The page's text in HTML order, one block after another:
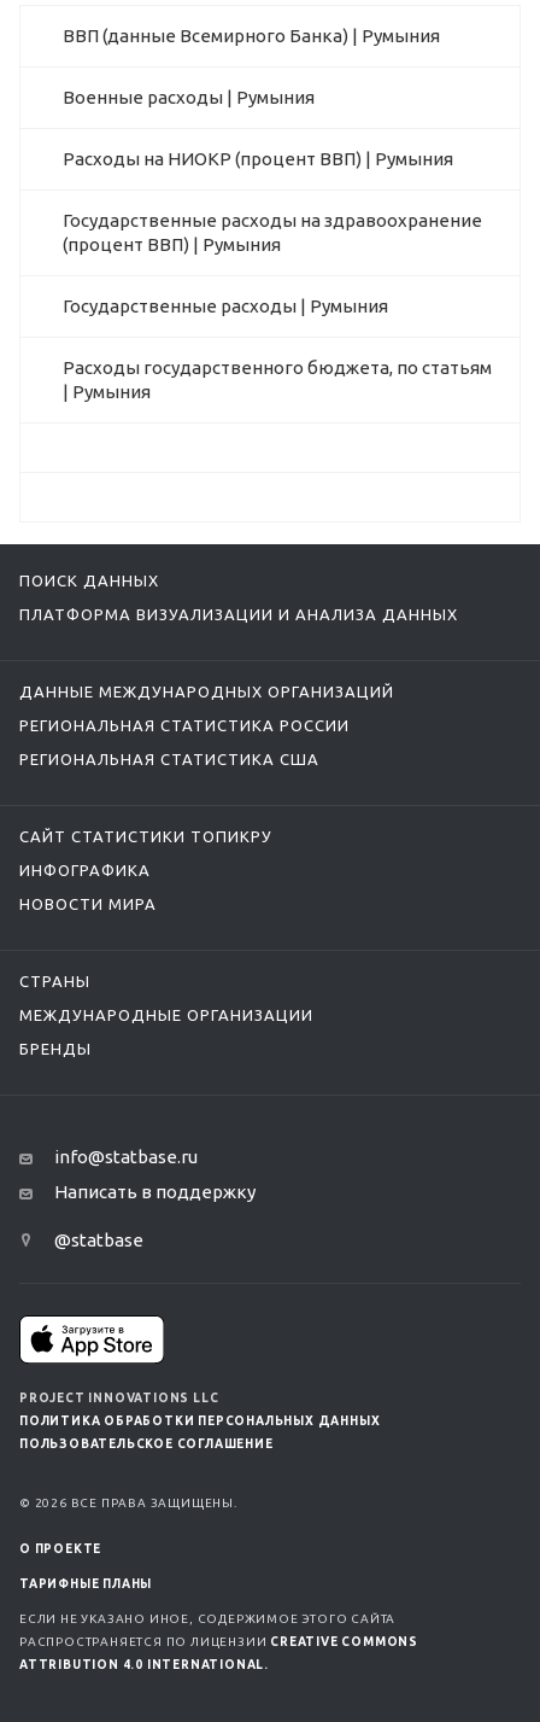
ВВП (данные Всемирного Банка) | Румыния
Военные расходы | Румыния
Расходы на НИОКР (процент ВВП) | Румыния
Государственные расходы на здравоохранение
(процент ВВП) | Румыния
Государственные расходы | Румыния
Расходы государственного бюджета, по статьям
| Румыния
ПОИСК ДАННЫХ
ПЛАТФОРМА ВИЗУАЛИЗАЦИИ И АНАЛИЗА ДАННЫХ
ДАННЫЕ МЕЖДУНАРОДНЫХ ОРГАНИЗАЦИЙ
РЕГИОНАЛЬНАЯ СТАТИСТИКА РОССИИ
РЕГИОНАЛЬНАЯ СТАТИСТИКА США
САЙТ СТАТИСТИКИ ТОПИКРУ
ИНФОГРАФИКА
НОВОСТИ МИРА
СТРАНЫ
МЕЖДУНАРОДНЫЕ ОРГАНИЗАЦИИ
БРЕНДЫ
info@statbase.ru
Написать в поддержку
@statbase
PROJECT INNOVATIONS LLC
ПОЛИТИКА ОБРАБОТКИ ПЕРСОНАЛЬНЫХ ДАННЫХ
ПОЛЬЗОВАТЕЛЬСКОЕ СОГЛАШЕНИЕ
© 2026 ВСЕ ПРАВА ЗАЩИЩЕНЫ.
О ПРОЕКТЕ
ТАРИФНЫЕ ПЛАНЫ
ЕСЛИ НЕ УКАЗАНО ИНОЕ, СОДЕРЖИМОЕ ЭТОГО САЙТА
РАСПРОСТРАНЯЕТСЯ ПО ЛИЦЕНЗИИ CREATIVE COMMONS
ATTRIBUTION 4.0 INTERNATIONAL.